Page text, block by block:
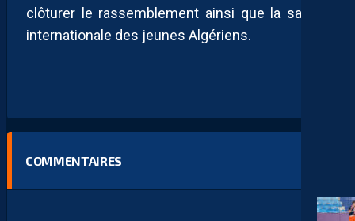
clôturer le rassemblement ainsi que la saison
internationale des jeunes Algériens.
COMMENTAIRES